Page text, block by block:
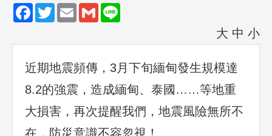
Facebook
TwitterEmailGmail
大 中 小
近期地震頻傳，3月下旬緬甸發生規模達
8.2的強震，造成緬甸、泰國……等地重
大損害，再次提醒我們，地震風險無所不
在，防災意識不容忽視！